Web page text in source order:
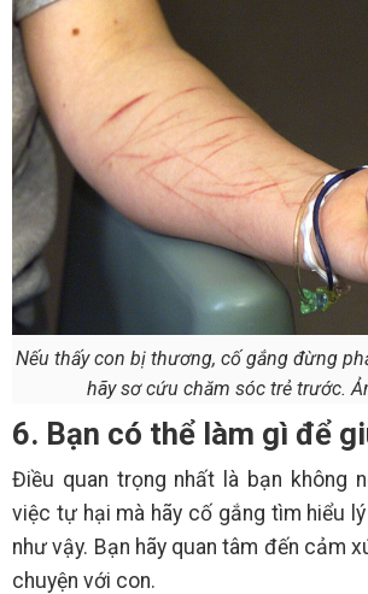
Nếu thấy con bị thương, cố gắng đừng
hãy sơ cứu chăm sóc trẻ trước.
6. Bạn có thể làm gì để
Điều quan trọng nhất là bạn không
việc tự hại mà hãy cố gắng tìm hiểu
như vậy. Bạn hãy quan tâm đến cảm
chuyện với con.